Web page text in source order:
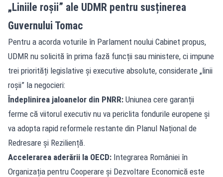
„Liniile roșii” ale UDMR pentru susținerea
Guvernului Tomac
Pentru a acorda voturile în Parlament noului Cabinet propus,
UDMR nu solicită în prima fază funcții sau ministere, ci impune
trei priorități legislative și executive absolute, considerate „linii
roșii” la negocieri:
Îndeplinirea jaloanelor din PNRR: Uniunea cere garanții
ferme că viitorul executiv nu va periclita fondurile europene și
va adopta rapid reformele restante din Planul Național de
Redresare și Reziliență.
Accelerarea aderării la OECD: Integrarea României în
Organizația pentru Cooperare și Dezvoltare Economică este